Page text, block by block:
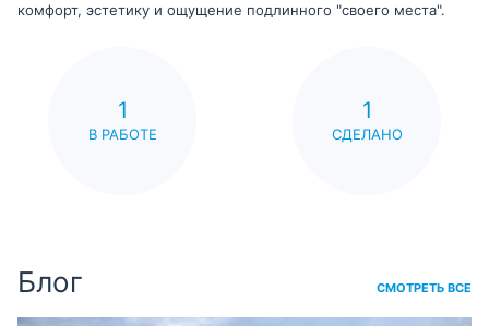
комфорт, эстетику и ощущение подлинного "своего места".
1
В РАБОТЕ
1
СДЕЛАНО
Блог СМОТРЕТЬ ВСЕ